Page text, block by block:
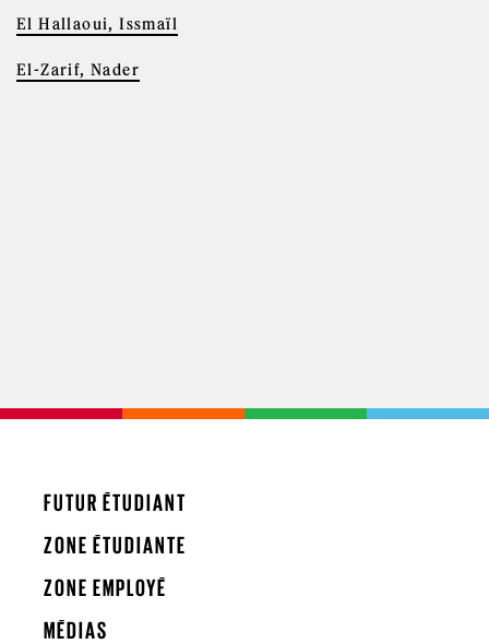
El Hallaoui, Issmaïl
El-Zarif, Nader
FUTUR ÉTUDIANT
ZONE ÉTUDIANTE
ZONE EMPLOYÉ
MÉDIAS